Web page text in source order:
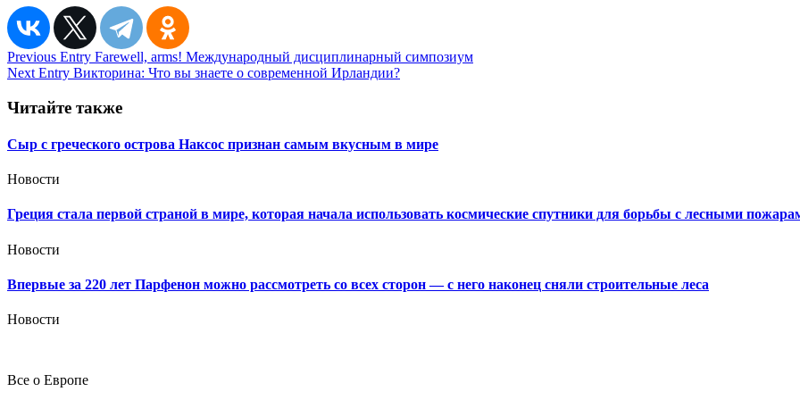
Навигация
по
записям
Previous Entry Farewell, arms! Международный дисциплинарный симпозиум
Next Entry Викторина: Что вы знаете о современной Ирландии?
Читайте также
Сыр с греческого острова Наксос признан самым вкусным в мире
Новости
Греция стала первой страной в мире, которая начала использовать космические спутники для борьбы с лесными
Новости
Впервые за 220 лет Парфенон можно рассмотреть со всех сторон — с него наконец сняли строительные леса
Новости
Все о Европе